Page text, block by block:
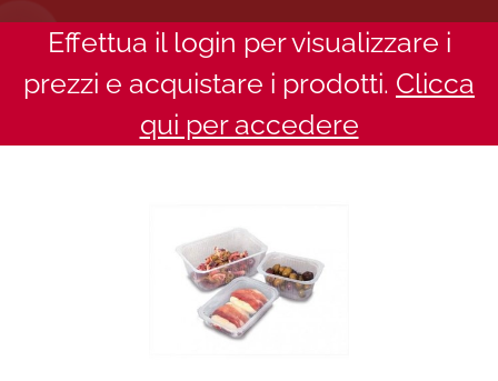
Effettua il login per visualizzare i
prezzi e acquistare i prodotti. Clicca
qui per accedere